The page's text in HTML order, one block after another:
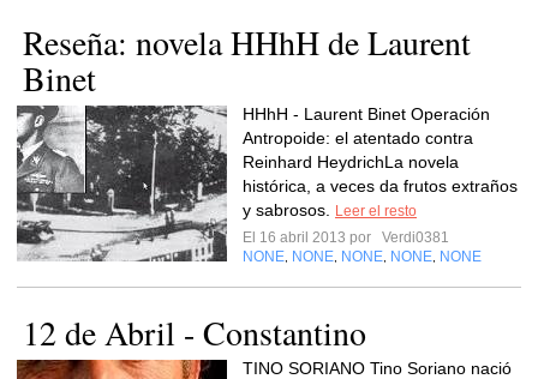
Reseña: novela HHhH de Laurent
Binet
HHhH - Laurent Binet Operación
Antropoide: el atentado contra
Reinhard HeydrichLa novela
histórica, a veces da frutos extraños
y sabrosos.
Leer el resto
El 16 abril 2013 por
Verdi0381
NONE NONE NONE NONE NONE
12 de Abril - Constantino
TINO SORIANO Tino Soriano nació